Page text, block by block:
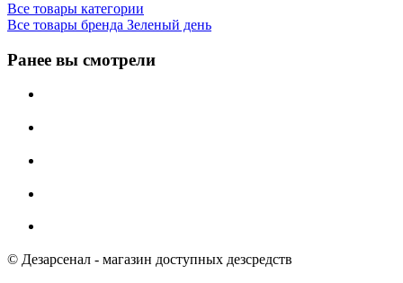
Все товары категории
Все товары бренда Зеленый день
Ранее вы смотрели
© Дезарсенал - магазин доступных дезсредств